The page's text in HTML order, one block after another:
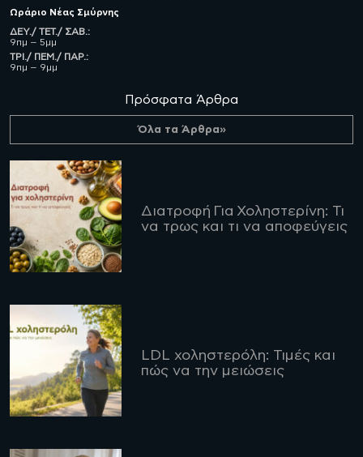
Ωράριο Νέας Σμύρνης
ΔΕΥ./ ΤΕΤ./ ΣΑΒ.:
9πμ – 5μμ
ΤΡΙ./ ΠΕΜ./ ΠΑΡ.:
9πμ – 9μμ
Πρόσφατα Άρθρα
Όλα τα Άρθρα»
Διατροφή Για Χοληστερίνη: Τι
να τρως και τι να αποφεύγεις
LDL χοληστερόλη: Τιμές και
πώς να την μειώσεις